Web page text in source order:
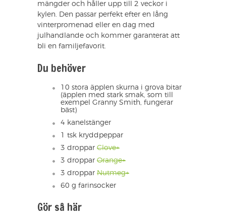
mängder och håller upp till 2 veckor i
kylen. Den passar perfekt efter en lång
vinterpromenad eller en dag med
julhandlande och kommer garanterat att
bli en familjefavorit.
Du behöver
10 stora äpplen skurna i grova bitar
(äpplen med stark smak, som till
exempel Granny Smith, fungerar
bäst)
4 kanelstänger
1 tsk kryddpeppar
3 droppar Clove+
3 droppar Orange+
3 droppar Nutmeg+
60 g farinsocker
Gör så här